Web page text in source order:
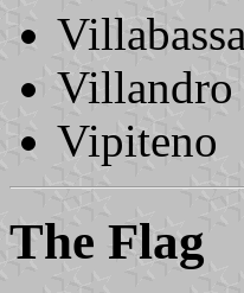
Villabassa
Villandro
Vipiteno
The Flag